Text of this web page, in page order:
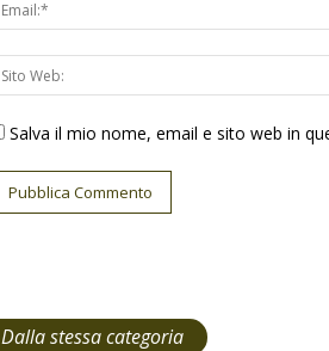
Salva il mio nome, email e sito web in
Dalla stessa categoria